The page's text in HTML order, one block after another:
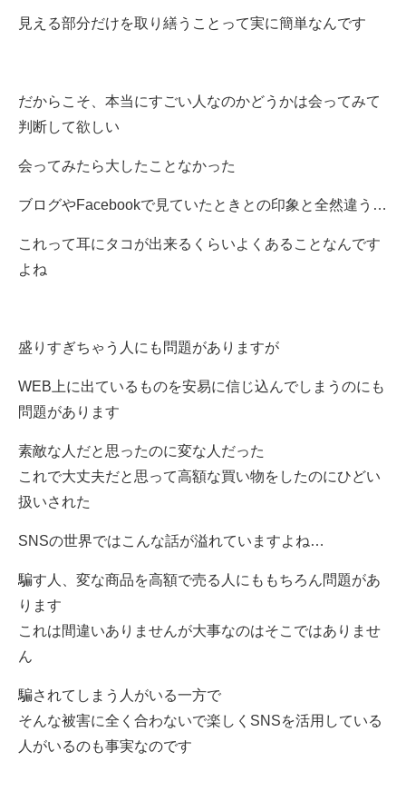
見える部分だけを取り繕うことって実に簡単なんです
だからこそ、本当にすごい人なのかどうかは会ってみて
判断して欲しい
会ってみたら大したことなかった
ブログやFacebookで見ていたときとの印象と全然違う…
これって耳にタコが出来るくらいよくあることなんです
よね
盛りすぎちゃう人にも問題がありますが
WEB上に出ているものを安易に信じ込んでしまうのにも
問題があります
素敵な人だと思ったのに変な人だった
これで大丈夫だと思って高額な買い物をしたのにひどい
扱いされた
SNSの世界ではこんな話が溢れていますよね…
騙す人、変な商品を高額で売る人にももちろん問題があ
ります
これは間違いありませんが大事なのはそこではありませ
ん
騙されてしまう人がいる一方で
そんな被害に全く合わないで楽しくSNSを活用している
人がいるのも事実なのです